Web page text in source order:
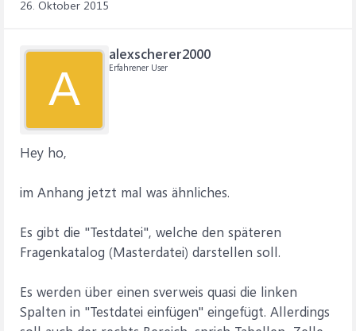
26. Oktober 2015
A
alexscherer2000
Erfahrener User
Hey ho,
im Anhang jetzt mal was ähnliches.
Es gibt die "Testdatei", welche den späteren
Fragenkatalog (Masterdatei) darstellen soll.
Es werden über einen sverweis quasi die linken
Spalten in "Testdatei einfügen" eingefügt. Allerdings